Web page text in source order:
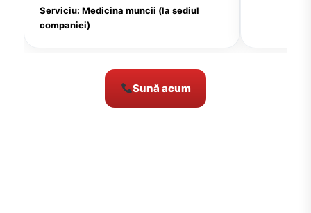
Serviciu: Medicina muncii (la sediul
companiei)
Sună acum